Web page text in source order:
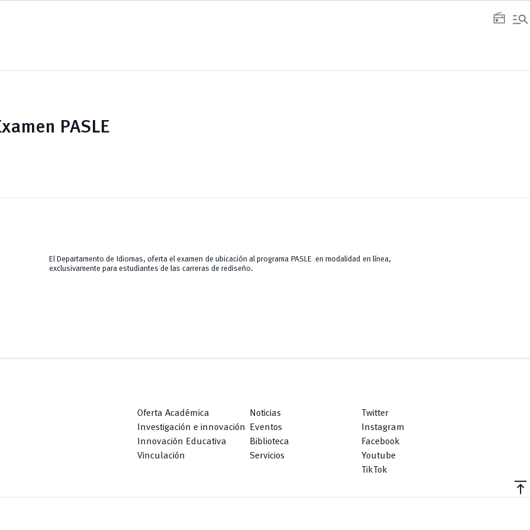
radio manage_search
PASLE
El Departamento de Idiomas, oferta el examen de ubicación al programa PASLE en modalidad en línea,
exclusivamente para estudiantes de las carreras de rediseño.
Oferta Académica
Investigación e innovación
Innovación Educativa
Vinculación
Noticias
Eventos
Biblioteca
Servicios
Twitter
Instagram
Facebook
Youtube
TikTok
vertical_align_top